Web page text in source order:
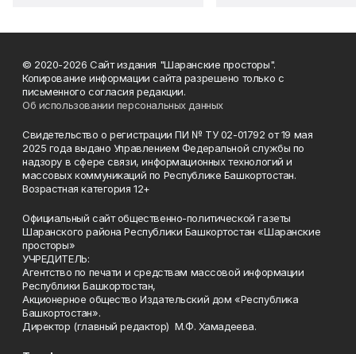
© 2020-2026 Сайт издания "Шаранские просторы".
Копирование информации сайта разрешено только с
письменного согласия редакции.
Об использовании персональных данных
Свидетельство о регистрации ПИ № ТУ 02-01792 от 19 мая
2025 года выдано Управлением Федеральной службы по
надзору в сфере связи, информационных технологий и
массовых коммуникаций по Республике Башкортостан.
Возрастная категория 12+
Официальный сайт общественно-политической газеты
Шаранского района Республики Башкортостан «Шаранские
просторы»
УЧРЕДИТЕЛЬ:
Агентство по печати и средствам массовой информации
Республики Башкортостан,
Акционерное общество Издательский дом «Республика
Башкортостан».
Директор (главный редактор) М.Ф. Хамадеева.